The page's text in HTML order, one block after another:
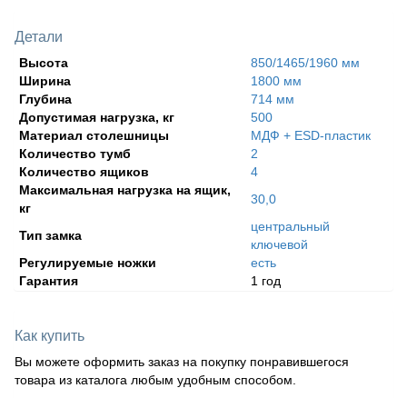
Детали
Высота
850/1465/1960 мм
Ширина
1800 мм
Глубина
714 мм
Допустимая нагрузка, кг
500
Материал столешницы
МДФ + ESD-пластик
Количество тумб
2
Количество ящиков
4
Максимальная нагрузка на ящик,
кг
30,0
Тип замка
центральный
ключевой
Регулируемые ножки
есть
Гарантия
1 год
Как купить
Вы можете оформить заказ на покупку понравившегося
товара из каталога любым удобным способом.